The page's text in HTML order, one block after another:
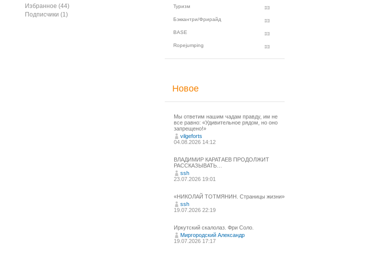
Избранное (44)
Подписчики (1)
Туризм
Бэккантри/Фрирайд
BASE
Ropejumping
Новое
Мы ответим нашим чадам правду, им не
все равно: «Удивительное рядом, но оно
запрещено!»
vilgeforts
04.08.2026 14:12
ВЛАДИМИР КАРАТАЕВ ПРОДОЛЖИТ
РАССКАЗЫВАТЬ…
ssh
23.07.2026 19:01
«НИКОЛАЙ ТОТМЯНИН. Страницы жизни»
ssh
19.07.2026 22:19
Иркутский скалолаз. Фри Соло.
Миргородский Александр
19.07.2026 17:17